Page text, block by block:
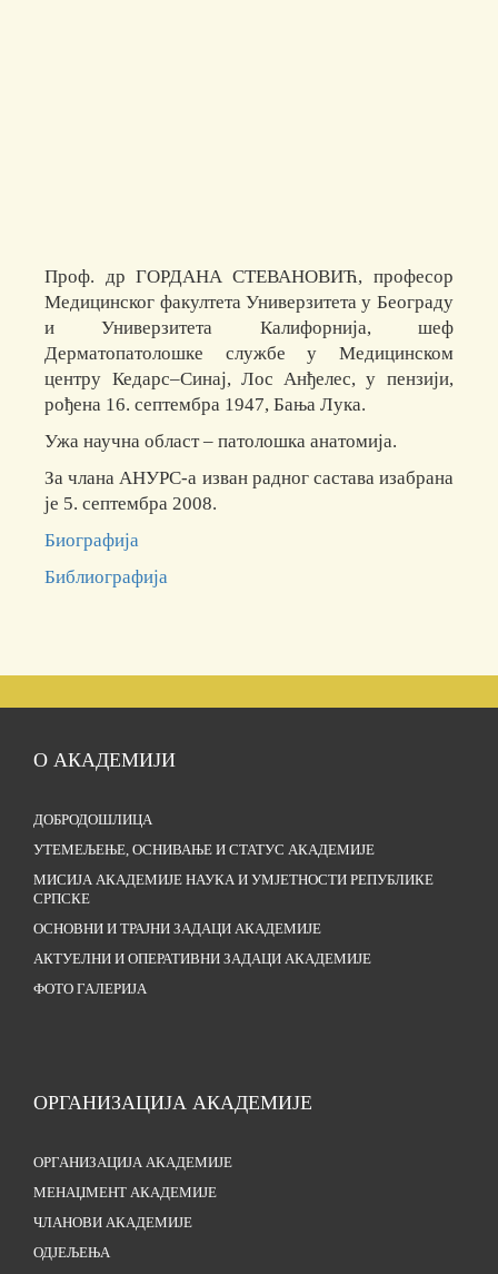
Проф. др ГОРДАНА СТЕВАНОВИЋ, професор
Медицинског факултета Универзитета у Београду
и Универзитета Калифорнија, шеф
Дерматопатолошке службе у Медицинском
центру Кедарс–Синај, Лос Анђелес, у пензији,
рођена 16. септембра 1947, Бања Лука.
Ужа научна област – патолошка анатомија.
За члана АНУРС-а изван радног састава изабрана
је 5. септембра 2008.
Биографија
Библиографија
О АКАДЕМИЈИ
ДОБРОДОШЛИЦА
УТЕМЕЉЕЊЕ, ОСНИВАЊЕ И СТАТУС АКАДЕМИЈЕ
МИСИЈА АКАДЕМИЈЕ НАУКА И УМЈЕТНОСТИ РЕПУБЛИКЕ
СРПСКЕ
ОСНОВНИ И ТРАЈНИ ЗАДАЦИ АКАДЕМИЈЕ
АКТУЕЛНИ И ОПЕРАТИВНИ ЗАДАЦИ АКАДЕМИЈЕ
ФОТО ГАЛЕРИЈА
ОРГАНИЗАЦИЈА АКАДЕМИЈЕ
ОРГАНИЗАЦИЈА АКАДЕМИЈЕ
МЕНАЏМЕНТ АКАДЕМИЈЕ
ЧЛАНОВИ АКАДЕМИЈЕ
ОДЈЕЉЕЊА